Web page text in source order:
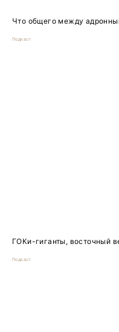
Что общего между
Подкаст
ГОКи-гиганты, восточный
Подкаст